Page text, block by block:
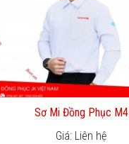
Sơ Mi Đồng Phục M4
Giá: Liên hệ